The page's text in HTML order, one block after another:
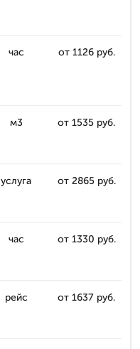
час от 1126 руб.
м3 от 1535 руб.
услуга от 2865 руб.
час от 1330 руб.
рейс от 1637 руб.